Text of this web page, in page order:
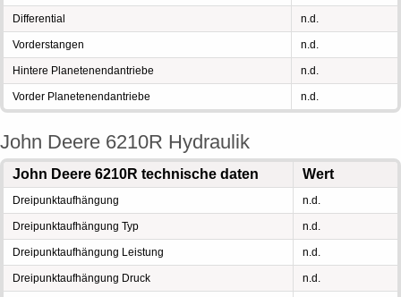
Differential n.d.
Vorderstangen n.d.
Hintere Planetenendantriebe n.d.
Vorder Planetenendantriebe n.d.
John Deere 6210R Hydraulik
John Deere 6210R technische daten Wert
Dreipunktaufhängung n.d.
Dreipunktaufhängung Typ n.d.
Dreipunktaufhängung Leistung n.d.
Dreipunktaufhängung Druck n.d.